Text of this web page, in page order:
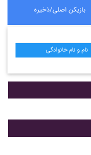
بازیکن اصلی/ذخیره
نام و نام خانوادگی